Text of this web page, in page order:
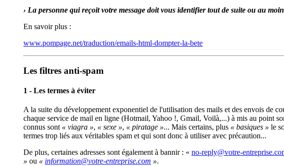
› La personne qui reçoit votre message doit vous identifier tout de suite ou au
En savoir plus :
www.pompage.net/traduction/emails-html-dompter-la-bete
Les filtres anti-spam
1 - Les termes à éviter
A la suite du développement exponentiel de l'utilisation des mails et des envois de
chaque service de mail en ligne (Hotmail, Yahoo !, Gmail, Voilà,...) à mis au point
connus sont « viagra », « sexe », « piratage »... Mais certains, plus « basiques » le
termes trop liés aux véritables spam et qui sont donc à utiliser avec précaution...
De plus, certaines adresses sont également à bannir : «
» ou « ».